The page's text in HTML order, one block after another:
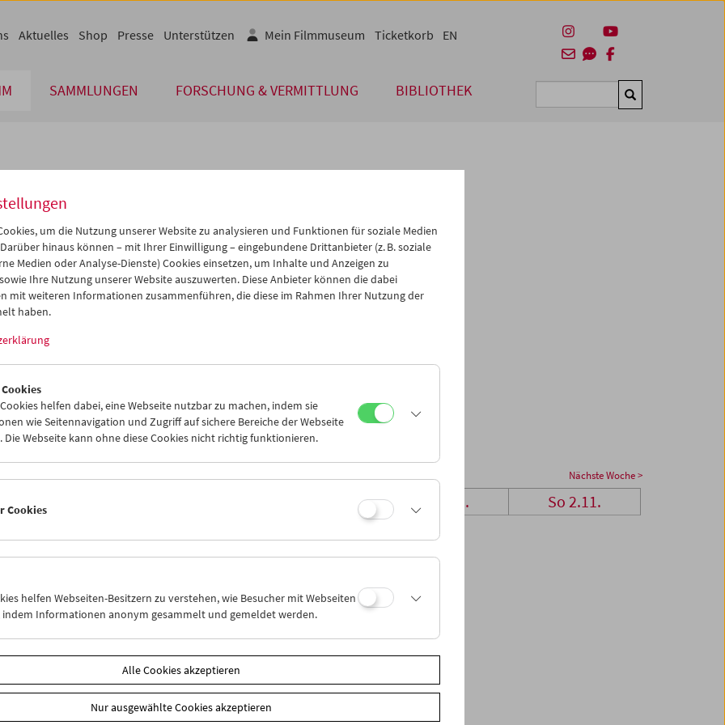
SAMMLUNGEN FORSCHUNG & VERMITTLUNG BIBLIOTHEK Suchen
Aktuelles Shop Presse Unterstützen Mein Filmmuseum Ticketkorb EN
Okt 2014 >>
Mi Do Fr Sa So
01 02 03 04
05
08 09 10 11
12
15 16
22 23
05
iCalender
Programmheft-PDF
English language or subtitles
Nächste Woche >
Mi 29.10. Sa 1.11. So 2.11.
um die Nutzung unserer Website zu analysieren und Funktionen für soziale Medien
hinaus können – mit Ihrer Einwilligung – eingebundene Drittanbieter (z. B. soziale
Medien oder Analyse-Dienste) Cookies einsetzen, um Inhalte und Anzeigen zu
Ihre Nutzung unserer Website auszuwerten. Diese Anbieter können die dabei
mit weiteren Informationen zusammenführen, die diese im Rahmen Ihrer Nutzung der
haben.
helfen dabei, eine Webseite nutzbar zu machen, indem sie
wie Seitennavigation und Zugriff auf sichere Bereiche der Webseite
Die Webseite kann ohne diese Cookies nicht richtig funktionieren.
Cookies
helfen Webseiten-Besitzern zu verstehen, wie Besucher mit Webseiten
indem Informationen anonym gesammelt und gemeldet werden.
Alle Cookies akzeptieren
Nur ausgewählte Cookies akzeptieren